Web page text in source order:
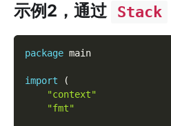
示例2，通过 Stack
package main
import
(
"context"
"fmt"